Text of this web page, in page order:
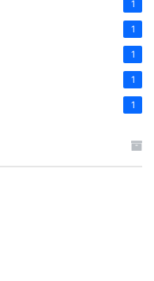
1
1
1
1
1